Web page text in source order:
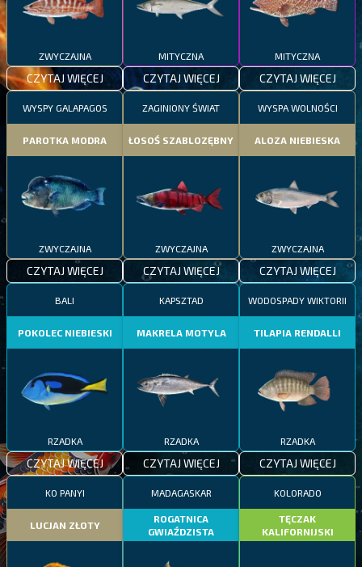
ZWYCZAJNA
CZYTAJ WIĘCEJ
MITYCZNA
CZYTAJ WIĘCEJ
MITYCZNA
CZYTAJ WIĘCEJ
WYSPY GALAPAGOS
PAROTKA MODRA
ZWYCZAJNA
CZYTAJ WIĘCEJ
ZAGINIONY ŚWIAT
ŁOSOŚ SZABLOZĘBNY
ZWYCZAJNA
CZYTAJ WIĘCEJ
WYSPA WOLNOŚCI
ALOZA NIEBIESKA
ZWYCZAJNA
CZYTAJ WIĘCEJ
BALI
POKOLEC NIEBIESKI
RZADKA
CZYTAJ WIĘCEJ
KAPSZTAD
MAKRELA MOTYLA
RZADKA
CZYTAJ WIĘCEJ
WODOSPADY WIKTORII
TILAPIA RENDALLI
RZADKA
CZYTAJ WIĘCEJ
KO PANYI
LUCJAN ZŁOTY
MADAGASKAR
ROGATNICA
GWIAŹDZISTA
KOLORADO
TĘCZAK
KALIFORNIJSKI